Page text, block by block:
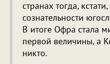
странах тогда,
сознательности
В итоге Офра стала
первой величины, а
никто.